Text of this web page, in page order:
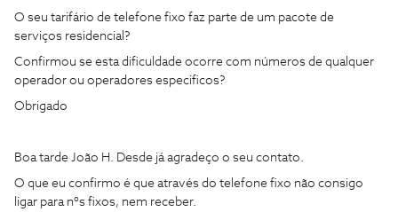
O seu tarifário de telefone fixo faz parte de um pacote de
serviços residencial?
Confirmou se esta dificuldade ocorre com números de qualquer
operador ou operadores especificos?
Obrigado
Boa tarde João H. Desde já agradeço o seu contato.
O que eu confirmo é que através do telefone fixo não consigo
ligar para nºs fixos, nem receber.